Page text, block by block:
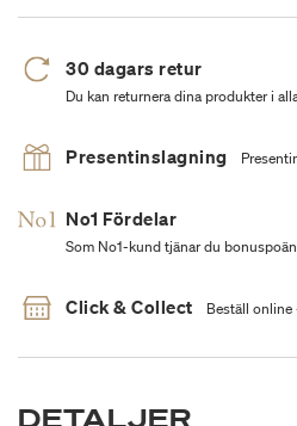
30 dagars retur
Du kan returnera dina produkter i
Presentinslagning
No1 Fördelar
Som No1-kund tjänar du
Click & Collect Beställ
DETALJER